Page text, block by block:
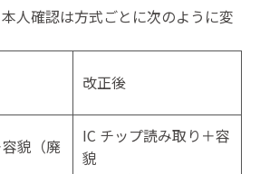
人確認は方式ごとに次のように変
改正後
貌（廃
IC チップ読み取り＋容
貌